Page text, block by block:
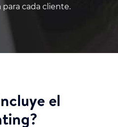
para cada cliente.
el